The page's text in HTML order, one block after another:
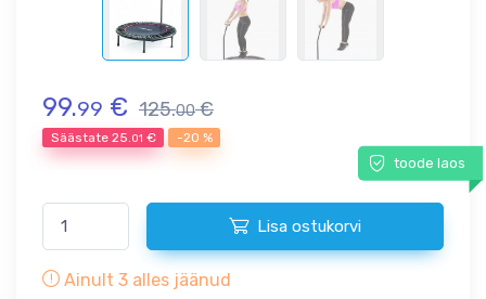
99.99 € 125.00€
Säästate 25.01 € -20 %
toode laos
Lisa ostukorvi
Ainult 3 alles jäänud